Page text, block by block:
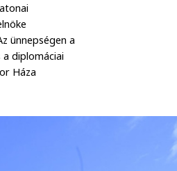
ünnepségen a
diplomáciai
Háza